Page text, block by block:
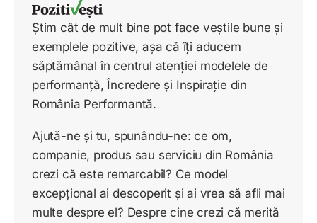
Știm cât de mult bine pot face veștile bune și
exemplele pozitive, așa că îți aducem
săptămânal în centrul atenției modelele de
performanță, Încredere și Inspirație din
România Performantă.
Ajută-ne și tu, spunându-ne: ce om,
companie, produs sau serviciu din România
crezi că este remarcabil? Ce model
excepțional ai descoperit și ai vrea să afli mai
multe despre el? Despre cine crezi că merită